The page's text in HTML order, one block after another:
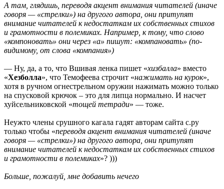
А там, глядишь, переводя акцент внимания читателей (иначе
говоря — «стрелки») на другого автора, они притупят
внимание читателей к недостаткам их собственных стихов
и грамотности в полемиках. Например, к тому, что слово
«компоновать» они через «а» пишут: «компановать» (по-
видимому, от слова «компания»)
— Ну, да, а то, что Вшивая ленка пишет «хизбалла» вместо
«Хезболла», что Темофеева строчит «нажимать на курок»,
хотя в ручном огнестрельном оружии нажимать можно только
на спусковой крючок – это для липца нормально. И насчет
хуйсельниковской «тощей тетради» — тоже.
Неужто члены срушного кагала гадят авторам сайта с.ру
только чтобы «переводя акцент внимания читателей (иначе
говоря — «стрелки») на другого автора, они притупят
внимание читателей к недостаткам их собственных стихов
и грамотности в полемиках»? )))
Больше, пожалуй, мне добавить нечего